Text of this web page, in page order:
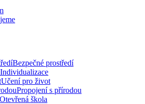
Bezpečné prostředí
Individualizace
Učení pro život
Propojení s přírodou
Otevřená škola